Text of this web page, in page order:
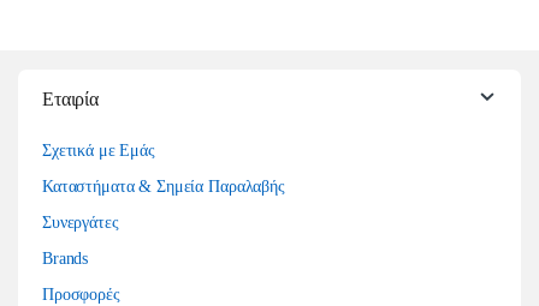
Εταιρία
Σχετικά με Εμάς
Καταστήματα & Σημεία Παραλαβής
Συνεργάτες
Brands
Προσφορές